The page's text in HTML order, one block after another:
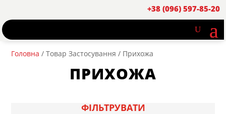
+38 (096) 597-85-20
Головна / Товар Застосування / Прихожа
ПРИХОЖА
ФІЛЬТРУВАТИ